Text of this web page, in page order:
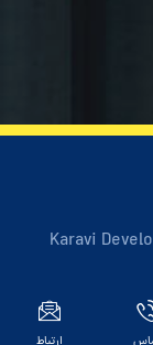
Karavi